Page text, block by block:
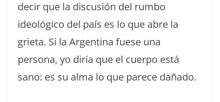
decir que la discusión del rumbo
ideológico del país es lo que abre la
grieta. Si la Argentina fuese una
persona, yo diría que el cuerpo está
sano: es su alma lo que parece dañado.